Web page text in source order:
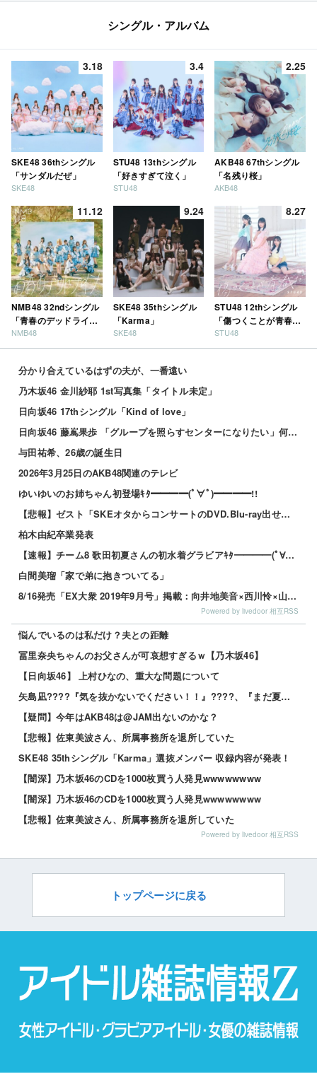
シングル・アルバム
3.18
SKE48 36thシングル
「サンダルだぜ」
SKE48
3.4
STU48 13thシングル
「好きすぎて泣く」
STU48
2.25
AKB48 67thシングル
「名残り桜」
AKB48
11.12
NMB48 32ndシングル
「青春のデッドライ
ン」
NMB48
9.24
SKE48 35thシングル
「Karma」
SKE48
8.27
STU48 12thシングル
「傷つくことが青春
だ」
STU48
分かり合えているはずの夫が、一番遠い
乃木坂46 金川紗耶 1st写真集「タイトル未定」
日向坂46 17thシングル「Kind of love」
日向坂46 藤嶌果歩 「グループを照らすセンターになりたい」何倍もキラキラしたかほりんが降臨【坂道の...
与田祐希、26歳の誕生日
2026年3月25日のAKB48関連のテレビ
ゆいゆいのお姉ちゃん初登場ｷﾀ━━━━(ﾟ∀ﾟ)━━━━!!
【悲報】ゼスト「SKEオタからコンサートのDVD.Blu-ray出せって言われたが2千かかるしペイで...
柏木由紀卒業発表
【速報】チーム8 歌田初夏さんの初水着グラビアｷﾀ━━━━(ﾟ∀ﾟ)━━━━!!
白間美瑠「家で弟に抱きついてる」
8/16発売「EX大衆 2019年9月号」掲載：向井地美音×西川怜×山内瑞葵（AKB48）、村瀬紗英...
Powered by livedoor 相互RSS
悩んでいるのは私だけ？夫との距離
冨里奈央ちゃんのお父さんが可哀想すぎるｗ【乃木坂46】
【日向坂46】 上村ひなの、重大な問題について
矢島凪????『気を抜かないでください！！』????、『まだ夏は終わりませんよ！！笑』????
【疑問】今年はAKB48は@JAM出ないのかな？
【悲報】佐東美波さん、所属事務所を退所していた
SKE48 35thシングル「Karma」選抜メンバー 収録内容が発表！
【闇深】乃木坂46のCDを1000枚買う人発見wwwwwwww
【闇深】乃木坂46のCDを1000枚買う人発見wwwwwwww
【悲報】佐東美波さん、所属事務所を退所していた
Powered by livedoor 相互RSS
トップページに戻る